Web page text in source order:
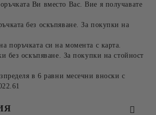
Ви вместо Вас. Вие я получавате
без оскъпяване. За покупки на
поръчката си на момента с карта.
без оскъпяване. За покупки на стойност
в 6 равни месечни вноски с